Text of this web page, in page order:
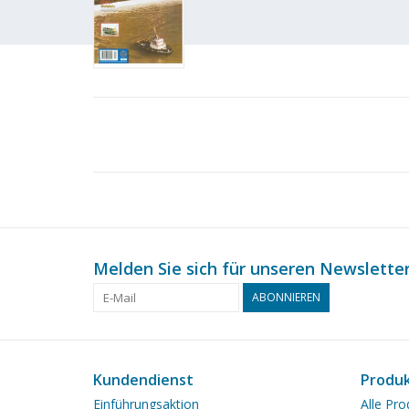
Melden Sie sich für unseren
ABONNIEREN
Kundendienst
Einführungsaktion Alle